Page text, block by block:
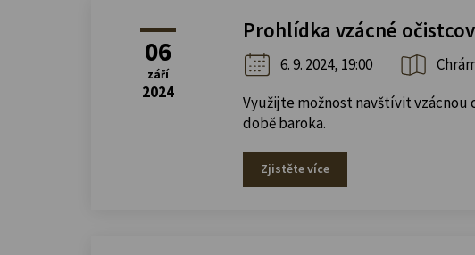
06
září
2024
Prohlídka vzácné
6. 9. 2024, 19:00
Využijte možnost navštívit vzácnou
době baroka.
Zjistěte více